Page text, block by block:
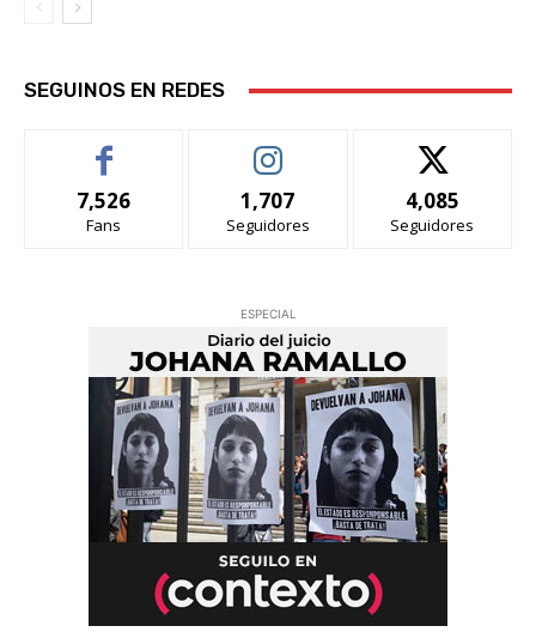
SEGUINOS EN REDES
7,526
Fans
1,707
Seguidores
4,085
Seguidores
ESPECIAL